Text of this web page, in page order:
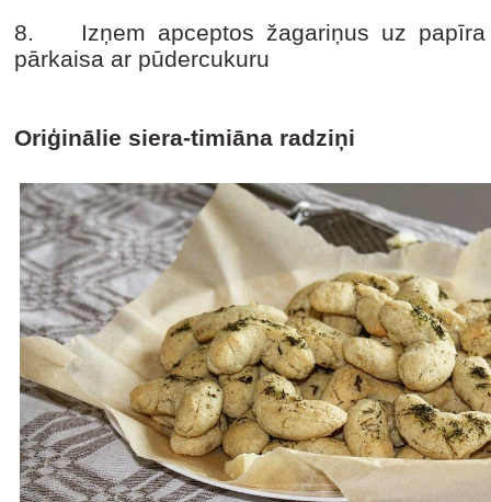
8. Izņem apceptos žagariņus uz papīra
pārkaisa ar pūdercukuru
Oriģinālie siera-timiāna radziņi